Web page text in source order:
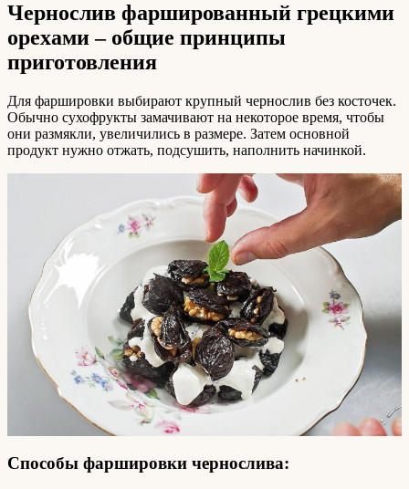
Чернослив фаршированный грецкими
орехами – общие принципы
приготовления
Для фаршировки выбирают крупный чернослив без косточек.
Обычно сухофрукты замачивают на некоторое время, чтобы
они размякли, увеличились в размере. Затем основной
продукт нужно отжать, подсушить, наполнить начинкой.
Способы фаршировки чернослива: